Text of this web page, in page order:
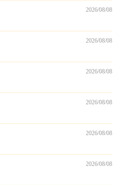
2026/08/08
2026/08/08
2026/08/08
2026/08/08
2026/08/08
2026/08/08